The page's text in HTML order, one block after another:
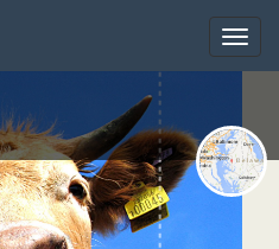
Toggle
Toggle